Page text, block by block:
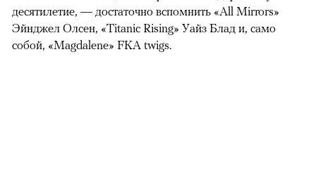
десятилетие, — достаточно вспомнить «All Mirrors»
Эйнджел Олсен, «Titanic Rising» Уайз Блад и, само
собой, «Magdalene» FKA twigs.